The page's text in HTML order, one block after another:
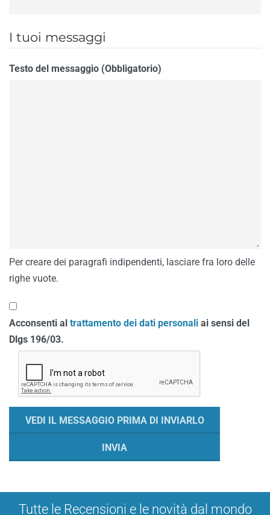
I tuoi messaggi
Testo del messaggio (Obbligatorio)
Per creare dei paragrafi indipendenti, lasciare fra loro delle
righe vuote.
Acconsenti al trattamento dei dati personali ai sensi del
Dlgs 196/03.
Tutte le Recensioni e le novità dal mondo